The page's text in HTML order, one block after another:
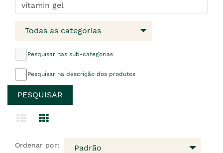
Todas as categorias
Pesquisar nas sub-categorias
Pesquisar na descrição dos produtos
Ordenar por: Padrão